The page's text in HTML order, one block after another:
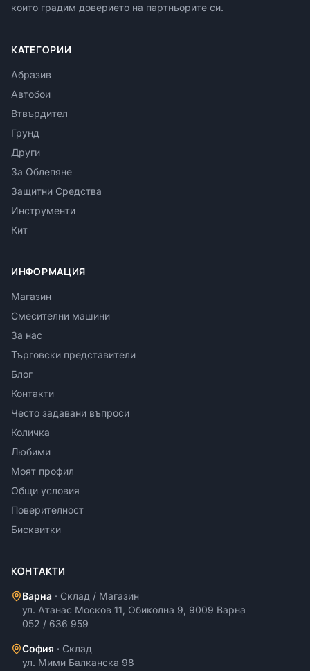
които градим доверието на партньорите си.
КАТЕГОРИИ
Абразив
Автобои
Втвърдител
Грунд
Други
За Облепяне
Защитни Средства
Инструменти
Кит
ИНФОРМАЦИЯ
Магазин
Смесителни машини
За нас
Търговски представители
Блог
Контакти
Често задавани въпроси
Количка
Любими
Моят профил
Общи условия
Поверителност
Бисквитки
КОНТАКТИ
Варна · Склад / Магазин
ул. Атанас Москов 11, Обиколна 9, 9009 Варна
052 / 636 959
София · Склад
ул. Мими Балканска 98